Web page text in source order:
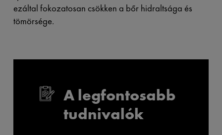
ezáltal fokozatosan csökken a bőr hidraltsága és
tömörsége.
A legfontosabb
tudnivalók